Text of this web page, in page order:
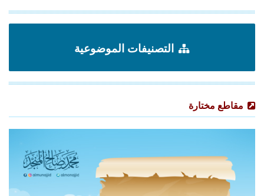
التصنيفات الموضوعية
مقاطع مختارة